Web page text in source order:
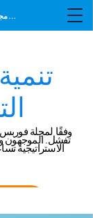
تفشل. الموجهون
الاستراتيجية
انضم